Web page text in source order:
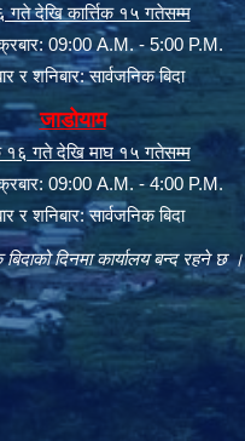
गते देखि कार्त्तिक १५ गतेसम्म
09:00 A.M. - 5:00 P.M.
र शनिबार: सार्वजनिक बिदा
जाडोयाम
१६ गते देखि माघ १५ गतेसम्म
09:00 A.M. - 4:00 P.M.
र शनिबार: सार्वजनिक बिदा
दिनमा कार्यालय बन्द रहने छ ।